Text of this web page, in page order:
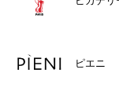
ピエニ